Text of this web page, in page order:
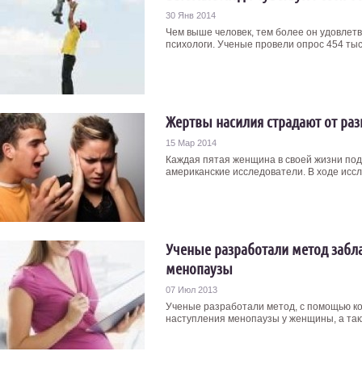
30 Янв 2014
Чем выше человек, тем более он
психологи. Ученые провели опрос 454
Жертвы насилия страдают от
15 Мар 2014
Каждая пятая женщина в своей жизни
американские исследователи. В ходе
Ученые разработали метод
менопаузы
07 Июл 2013
Ученые разработали метод, с помощью
наступления менопаузы у женщины, а